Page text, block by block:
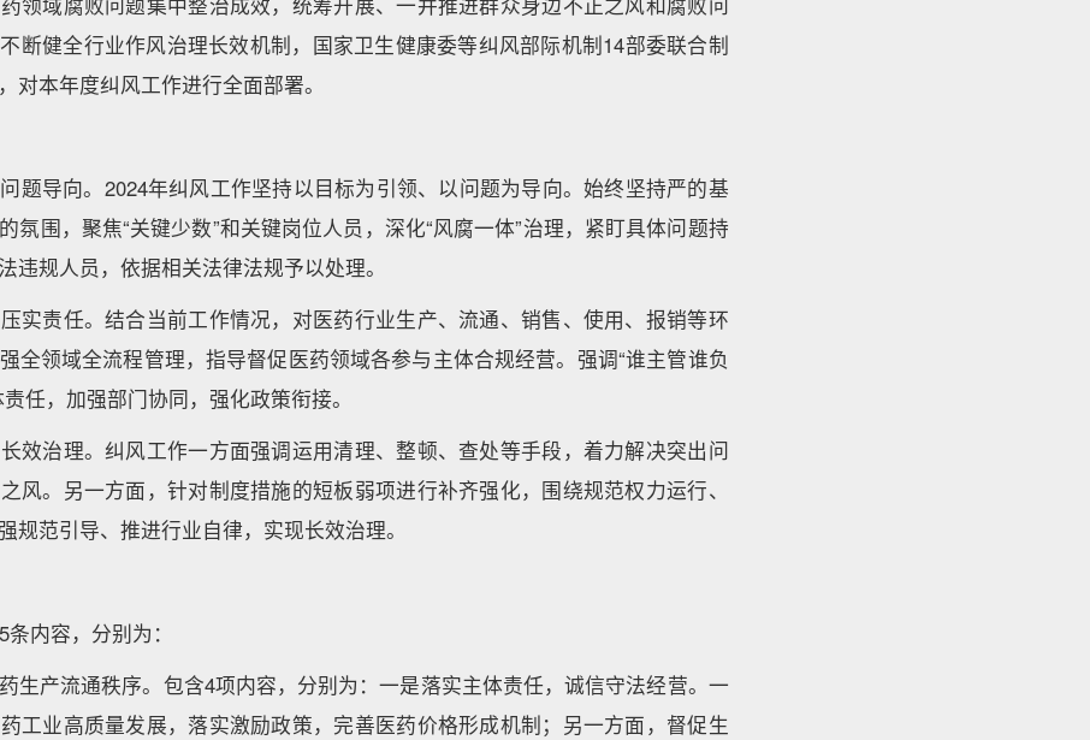
断健全行业作风治理长效机制，国家卫生健康委等纠风部际机制14部委联合制
对本年度纠风工作进行全面部署。
问题导向。2024年纠风工作坚持以目标为引领、以问题为导向。始终坚持严的基
氛围，聚焦“关键少数”和关键岗位人员，深化“风腐一体”治理，紧盯具体问题持
违规人员，依据相关法律法规予以处理。
压实责任。结合当前工作情况，对医药行业生产、流通、销售、使用、报销等环
全领域全流程管理，指导督促医药领域各参与主体合规经营。强调“谁主管谁负
任，加强部门协同，强化政策衔接。
长效治理。纠风工作一方面强调运用清理、整顿、查处等手段，着力解决突出问
风。另一方面，针对制度措施的短板弱项进行补齐强化，围绕规范权力运行、
规范引导、推进行业自律，实现长效治理。
条内容，分别为：
药生产流通秩序。包含4项内容，分别为：一是落实主体责任，诚信守法经营。一
工业高质量发展，落实激励政策，完善医药价格形成机制；另一方面，督促生